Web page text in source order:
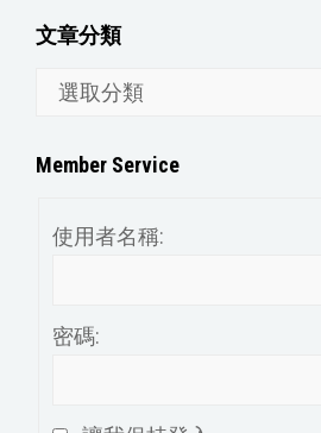
文章分類
分
Member Service
使用者名稱:
密碼: